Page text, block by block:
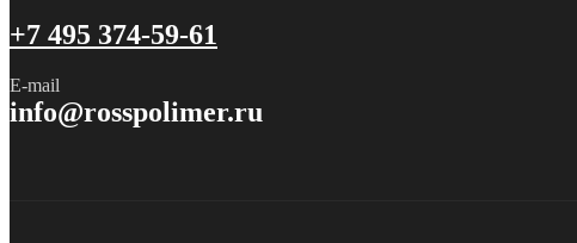
+7 495 374-59-61
E-mail
info@rosspolimer.ru